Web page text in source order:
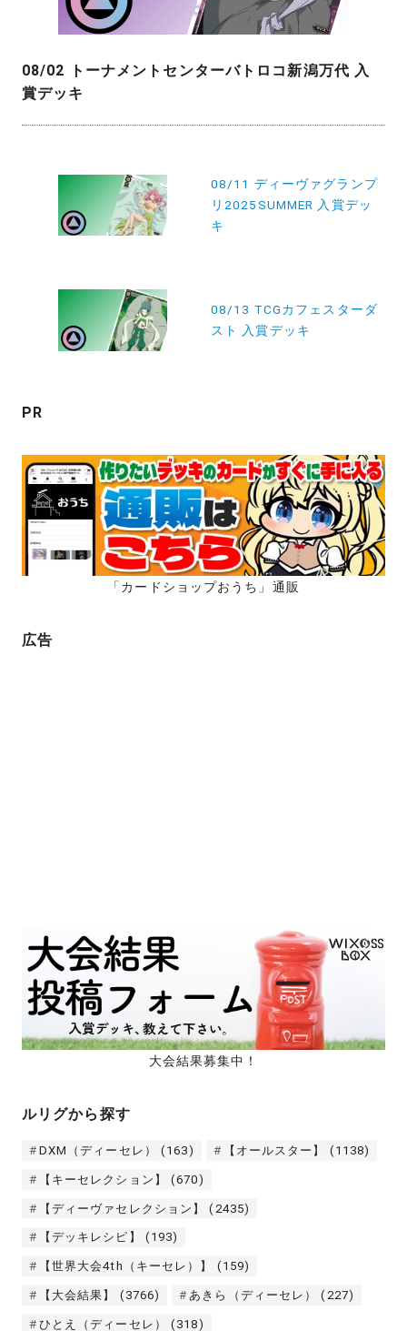
08/02 トーナメントセンターバトロコ新潟万代 入
賞デッキ
ン
08/11 ディーヴァグランプ
リ2025SUMMER 入賞デッ
キ
08/13 TCGカフェスターダ
スト 入賞デッキ
PR
「カードショップおうち」通販
広告
大会結果募集中！
ルリグから探す
DXM（ディーセレ） (163) 【オールスター】 (1138)
【キーセレクション】 (670)
【ディーヴァセレクション】 (2435)
【デッキレシピ】 (193)
【世界大会4th（キーセレ）】 (159)
【大会結果】 (3766) あきら（ディーセレ） (227)
ひとえ（ディーセレ） (318)